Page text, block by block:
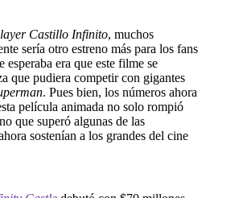
Castillo Infinito, muchos
sería otro estreno más para los fans
era que este filme se
que pudiera competir con gigantes
. Pues bien, los números ahora
película animada no solo rompió
que superó algunas de las
sostenían a los grandes del cine